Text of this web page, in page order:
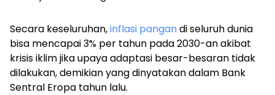
Secara keseluruhan,inflasi pangandi seluruh dunia
bisa mencapai 3% per tahun pada 2030-an akibat
krisis iklim jika upaya adaptasi besar-besaran tidak
dilakukan, demikian yang dinyatakan dalam Bank
Sentral Eropa tahun lalu.